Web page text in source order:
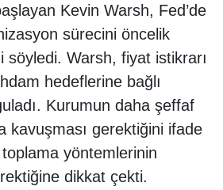
Kevin Warsh, Fed’de
sürecini öncelik
söyledi. Warsh, fiyat istikrarı
hedeflerine bağlı
Kurumun daha şeffaf
kavuşması gerektiğini ifade
yöntemlerinin
dikkat çekti.